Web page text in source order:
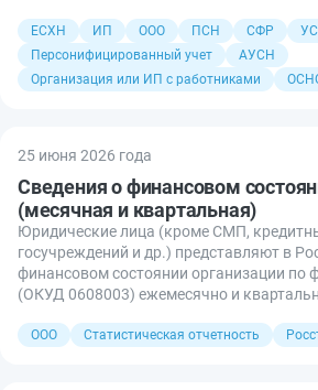
ЕСХН ИП ООО ПСН СФР
Персонифицированный учет
АУСН
Организация или ИП с работниками
25 июня 2026 года
Сведения о финансовом
(месячная и квартальная)
Юридические лица (кроме СМП,
госучреждений и др.) представляют в
финансовом состоянии организации по
(ОКУД 0608003) ежемесячно и
ООО Статистическая отчетность